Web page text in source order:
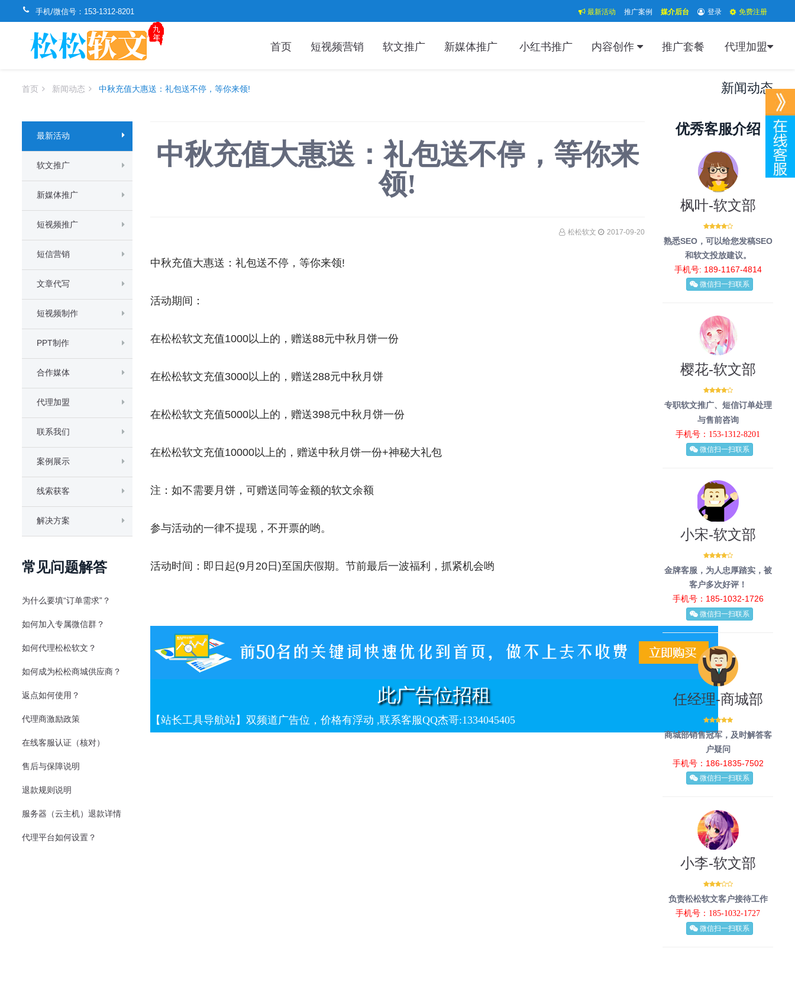
手机/微信号： 153-1312-8201 最新活动 推广案例 媒介后台 登录 免费注册
首页 短视频营销 软文推广 新媒体推广 小红书推广 内容创作 推广套餐 代理加盟
首页 新闻动态 中秋充值大惠送：礼包送不停，等你来领! 新闻动态
最新活动
软文推广
新媒体推广
短视频推广
短信营销
文章代写
短视频制作
PPT制作
合作媒体
代理加盟
联系我们
案例展示
线索获客
解决方案
常见问题解答
为什么要填“订单需求”？
如何加入专属微信群？
如何代理松松软文？
如何成为松松商城供应商？
返点如何使用？
代理商激励政策
在线客服认证（核对）
售后与保障说明
退款规则说明
服务器（云主机）退款详情
代理平台如何设置？
中秋充值大惠送：礼包送不停，等你来
领!
松松软文 2017-09-20
中秋充值大惠送：礼包送不停，等你来领!
活动期间：
在松松软文充值1000以上的，赠送88元中秋月饼一份
在松松软文充值3000以上的，赠送288元中秋月饼
在松松软文充值5000以上的，赠送398元中秋月饼一份
在松松软文充值10000以上的，赠送中秋月饼一份+神秘大礼包
注：如不需要月饼，可赠送同等金额的软文余额
参与活动的一律不提现，不开票的哟。
活动时间：即日起(9月20日)至国庆假期。节前最后一波福利，抓紧机会哟
此广告位招租
【站长工具导航站】双频道广告位，价格有浮动 ,联系客服QQ杰哥:1334045405
优秀客服介绍
枫叶-软文部
熟悉SEO，可以给您发稿SEO
和软文投放建议。
手机号: 189-1167-4814
微信扫一扫联系
樱花-软文部
专职软文推广、短信订单处理
与售前咨询
手机号：153-1312-8201
微信扫一扫联系
小宋-软文部
金牌客服，为人忠厚踏实，被
客户多次好评！
手机号：185-1032-1726
微信扫一扫联系
任经理-商城部
商城部销售冠军，及时解答客
户疑问
手机号：186-1835-7502
微信扫一扫联系
小李-软文部
负责松松软文客户接待工作
手机号：185-1032-1727
微信扫一扫联系